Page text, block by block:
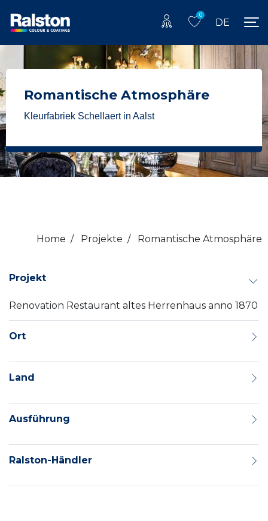
0
DE
Romantische Atmosphäre
Kleurfabriek Schellaert in Aalst
Home / Projekte / Romantische Atmosphäre
Projekt
Renovation Restaurant altes Herrenhaus anno 1870
Ort
Land
Ausführung
Ralston-Händler